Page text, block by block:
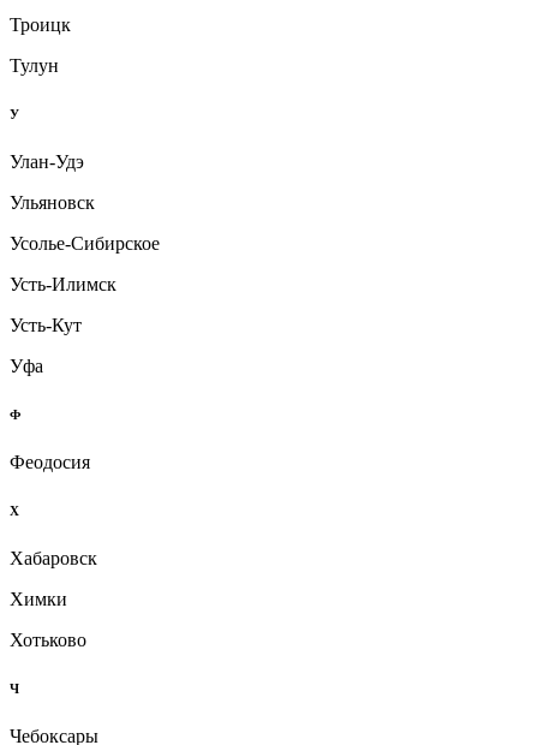
Троицк
Тулун
У
Улан-Удэ
Ульяновск
Усолье-Сибирское
Усть-Илимск
Усть-Кут
Уфа
Ф
Феодосия
Х
Хабаровск
Химки
Хотьково
Ч
Чебоксары